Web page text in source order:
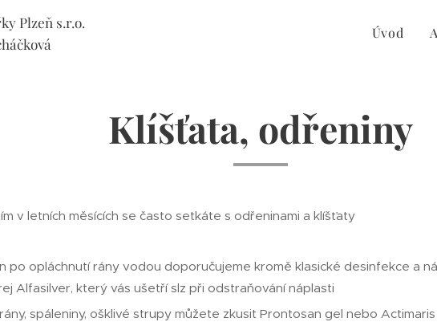
Plzeň s.r.o.
Úvod
Klíšťata, odřeniny
v letních měsících se často setkáte s odřeninami a klíšťaty
po opláchnutí rány vodou doporučujeme kromě klasické desinfekce a
Alfasilver, který vás ušetří slz při odstraňování náplasti
spáleniny, ošklivé strupy můžete zkusit Prontosan gel nebo